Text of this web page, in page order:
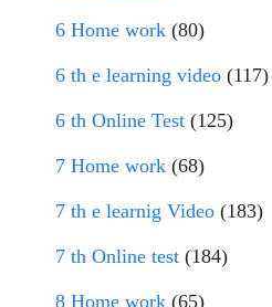
6 Home work (80)
6 th e learning video (117)
6 th Online Test (125)
7 Home work (68)
7 th e learnig Video (183)
7 th Online test (184)
8 Home work (65)